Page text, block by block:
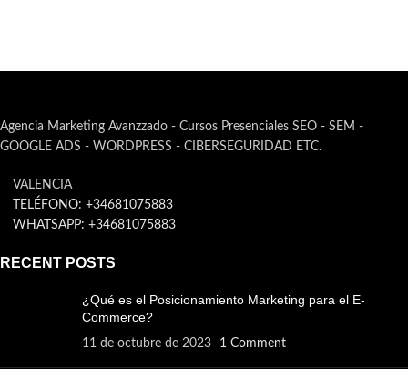
Agencia Marketing Avanzzado - Cursos Presenciales SEO - SEM -
GOOGLE ADS - WORDPRESS - CIBERSEGURIDAD ETC.
VALENCIA
TELÉFONO: +34681075883
WHATSAPP: +34681075883
RECENT POSTS
¿Qué es el Posicionamiento Marketing para el E-
Commerce?
11 de octubre de 2023 1 Comment